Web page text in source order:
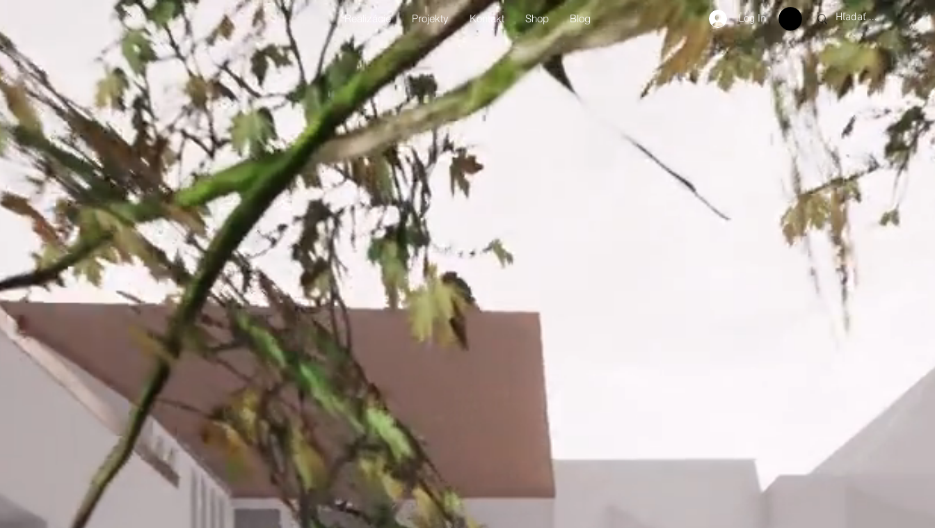
Realizácie Projekty Kontakt Shop Blog Log In